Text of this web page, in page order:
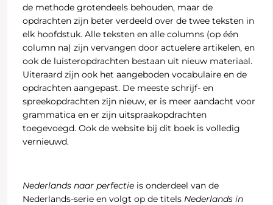
de methode grotendeels behouden, maar de
opdrachten zijn beter verdeeld over de twee teksten in
elk hoofdstuk. Alle teksten en alle columns (op één
column na) zijn vervangen door actuelere artikelen, en
ook de luisteropdrachten bestaan uit nieuw materiaal.
Uiteraard zijn ook het aangeboden vocabulaire en de
opdrachten aangepast. De meeste schrijf- en
spreekopdrachten zijn nieuw, er is meer aandacht voor
grammatica en er zijn uitspraakopdrachten
toegevoegd. Ook de website bij dit boek is volledig
vernieuwd.
Nederlands naar perfectieis onderdeel van de
Nederlands-serie en volgt op de titels Nederlands in